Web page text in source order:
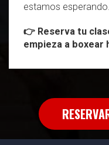
estamos esperando.
👉 Reserva tu
empieza a boxear